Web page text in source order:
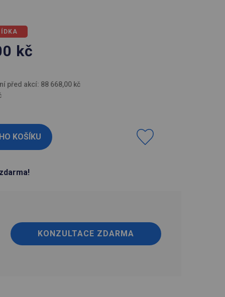
kč
před akcí: 88 668,00 kč
KONZULTACE ZDARMA